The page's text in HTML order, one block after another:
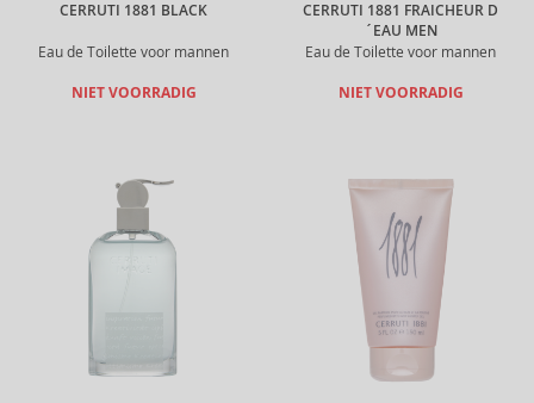
CERRUTI 1881 BLACK
Eau de Toilette voor mannen
NIET VOORRADIG
CERRUTI 1881 FRAICHEUR D
´EAU MEN
Eau de Toilette voor mannen
NIET VOORRADIG